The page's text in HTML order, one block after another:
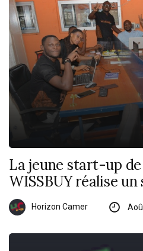
La jeune start-up
WISSBUY réalise
Horizon Camer